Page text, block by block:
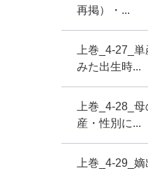
再掲）・...
上巻_4-27_
みた出生時...
上巻_4-28_
産・性別に...
上巻_4-29_